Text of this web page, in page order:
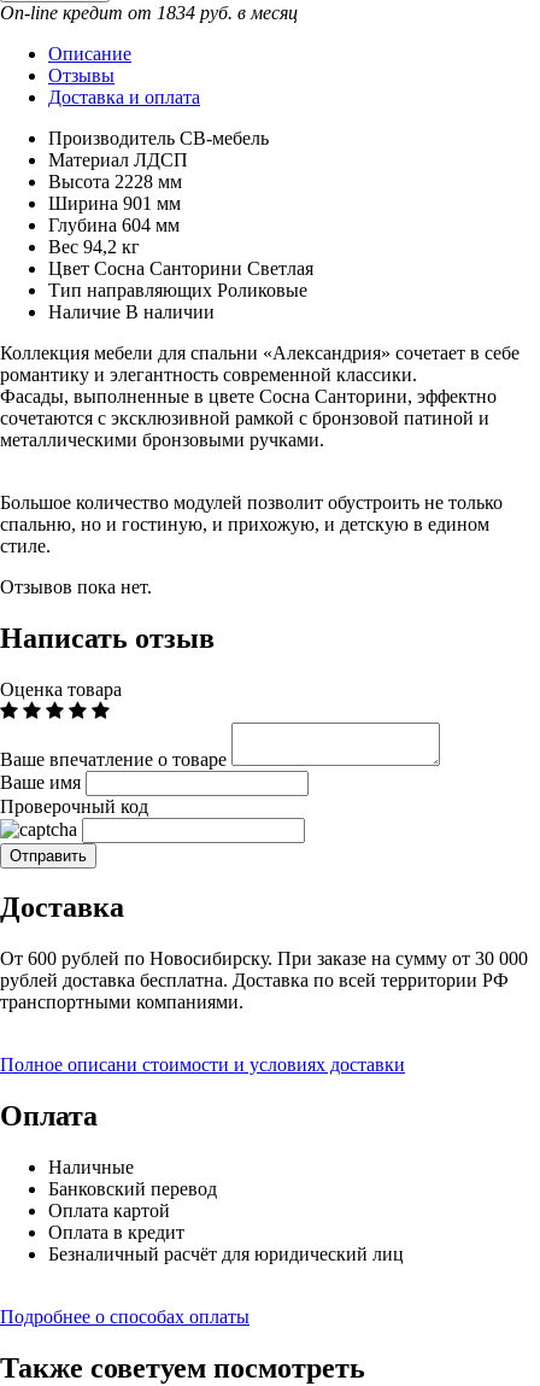
On-line кредит от 1834 руб. в месяц
Описание
Отзывы
Доставка и оплата
Производитель СВ-мебель
Материал ЛДСП
Высота 2228 мм
Ширина 901 мм
Глубина 604 мм
Вес 94,2 кг
Цвет Сосна Санторини Светлая
Тип направляющих Роликовые
Наличие В наличии
Коллекция мебели для спальни «Александрия» сочетает в себе
романтику и элегантность современной классики.
Фасады, выполненные в цвете Сосна Санторини, эффектно
сочетаются с эксклюзивной рамкой с бронзовой патиной и
металлическими бронзовыми ручками.
Большое количество модулей позволит обустроить не только
спальню, но и гостиную, и прихожую, и детскую в едином
стиле.
Отзывов пока нет.
Написать отзыв
Оценка товара
Ваше впечатление о товаре
Ваше имя
Проверочный код
Доставка
От 600 рублей по Новосибирску. При заказе на сумму от 30 000
рублей доставка бесплатна. Доставка по всей территории РФ
транспортными компаниями.
Полное описани стоимости и условиях доставки
Оплата
Наличные
Банковский перевод
Оплата картой
Оплата в кредит
Безналичный расчёт для юридический лиц
Подробнее о способах оплаты
Также советуем посмотреть